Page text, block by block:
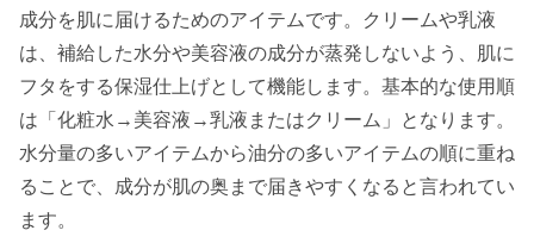
成分を肌に届けるためのアイテムです。クリームや乳液
は、補給した水分や美容液の成分が蒸発しないよう、肌に
フタをする保湿仕上げとして機能します。基本的な使用順
は「化粧水→美容液→乳液またはクリーム」となります。
水分量の多いアイテムから油分の多いアイテムの順に重ね
ることで、成分が肌の奥まで届きやすくなると言われてい
ます。